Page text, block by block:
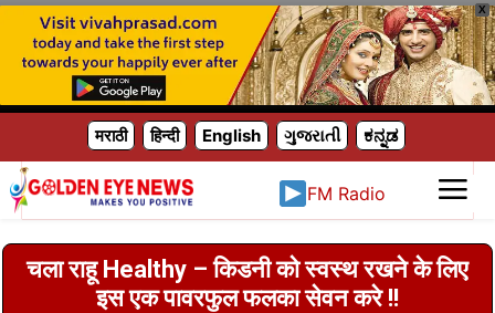
X
मराठी हिन्दी English ગુજરાતી ಕನ್ನಡ
FM Radio
चला राहू Healthy – किडनी को स्वस्थ रखने के लिए
इस एक पावरफुल फलका सेवन करे !!